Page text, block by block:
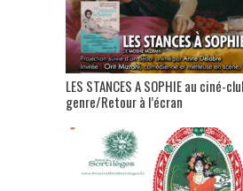
LES STANCES A SOPHIE au ciné-
genre/Retour à l’écran